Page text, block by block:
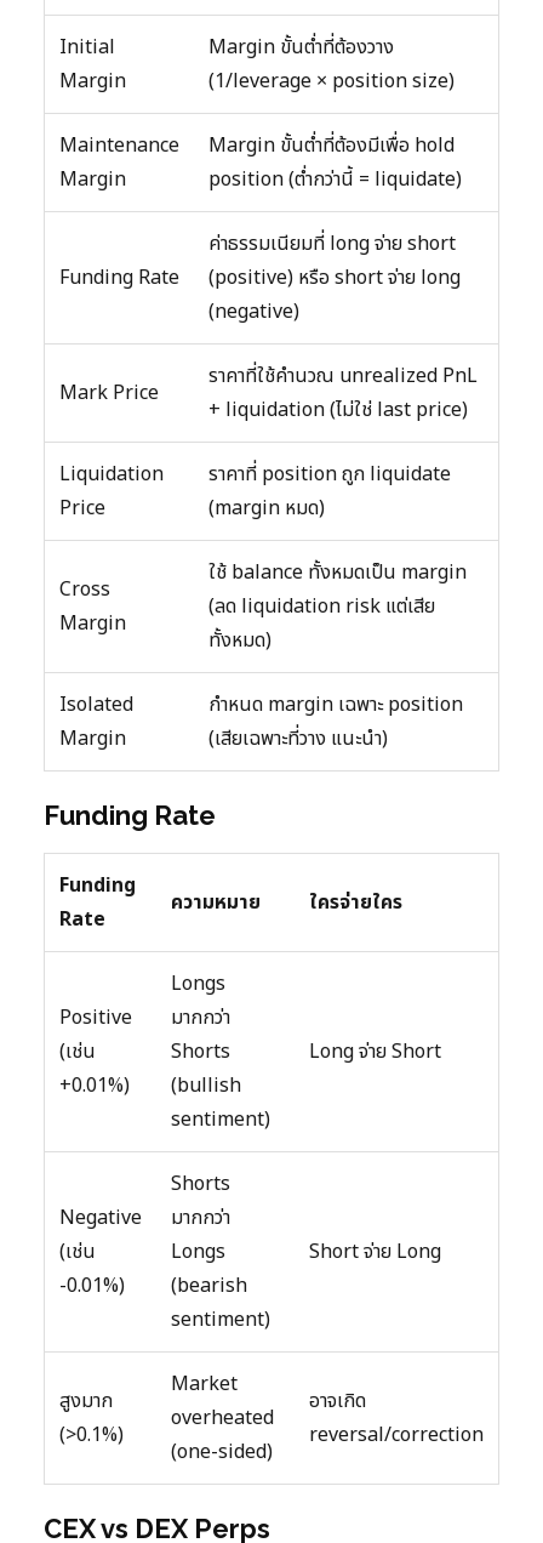
Initial
Margin
Margin ขั้นต่ำที่ต้องวาง
(1/leverage × position size)
Maintenance
Margin
Margin ขั้นต่ำที่ต้องมีเพื่อ hold
position (ต่ำกว่านี้ = liquidate)
Funding Rate
ค่าธรรมเนียมที่ long จ่าย short
(positive) หรือ short จ่าย long
(negative)
Mark Price
ราคาที่ใช้คำนวณ unrealized PnL
+ liquidation (ไม่ใช่ last price)
Liquidation
Price
ราคาที่ position ถูก liquidate
(margin หมด)
Cross
Margin
ใช้ balance ทั้งหมดเป็น margin
(ลด liquidation risk แต่เสีย
ทั้งหมด)
Isolated
Margin
กำหนด margin เฉพาะ position
(เสียเฉพาะที่วาง แนะนำ)
Funding Rate
Funding
Rate
ความหมาย ใครจ่ายใคร
Positive
(เช่น
+0.01%)
Longs
มากกว่า
Shorts
(bullish
sentiment)
Long จ่าย Short
Negative
(เช่น
-0.01%)
Shorts
มากกว่า
Longs
(bearish
sentiment)
Short จ่าย Long
สูงมาก
(>0.1%)
Market
overheated
(one-sided)
อาจเกิด
reversal/correction
CEX vs DEX Perps